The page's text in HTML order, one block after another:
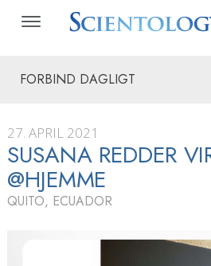
FORBIND DAGLIGT
27. APRIL 2021
SUSANA REDDER
@HJEMME
QUITO, ECUADOR